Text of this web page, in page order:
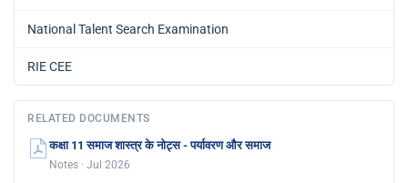
National Talent Search Examination
RIE CEE
RELATED DOCUMENTS
कक्षा 11 समाज शास्त्र के नोट्स - पर्यावरण और समाज
Notes · Jul 2026